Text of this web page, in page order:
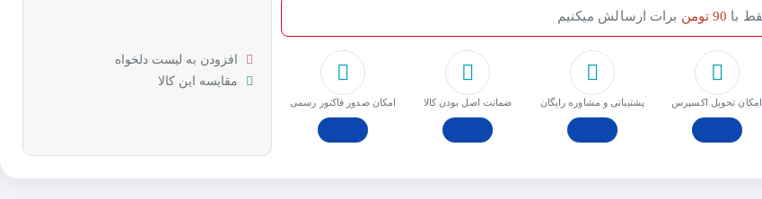
امکان تحویل اکسپرس پشتیبانی و مشاوره رایگان ﺿﻤﺎﻧﺖ اﺻﻞ ﺑﻮدن ﮐﺎﻟﺎ امکان صدور فاکتور رسمی
با 90 تومن برات ارسالش میکنیم
افزودن به لیست دلخواه
مقایسه این کالا